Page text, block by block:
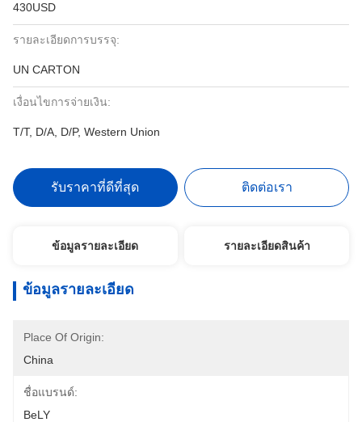
430USD
รายละเอียดการบรรจุ:
UN CARTON
เงื่อนไขการจ่ายเงิน:
T/T, D/A, D/P, Western Union
รับราคาที่ดีที่สุด ติดต่อเรา
ข้อมูลรายละเอียด รายละเอียดสินค้า
ข้อมูลรายละเอียด
Place Of Origin:
China
ชื่อแบรนด์:
BeLY